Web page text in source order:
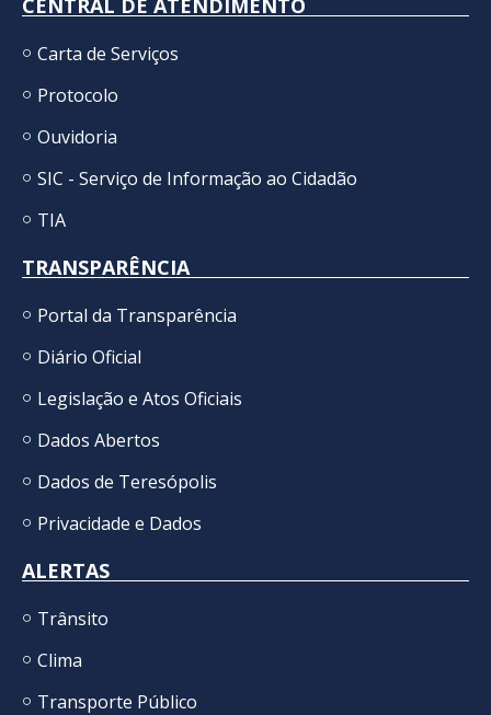
Carta de Serviços
Protocolo
Ouvidoria
SIC - Serviço de Informação ao Cidadão
TIA
TRANSPARÊNCIA
Portal da Transparência
Diário Oficial
Legislação e Atos Oficiais
Dados Abertos
Dados de Teresópolis
Privacidade e Dados
ALERTAS
Trânsito
Clima
Transporte Público